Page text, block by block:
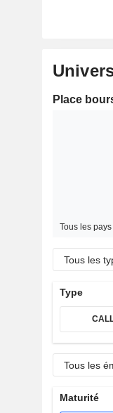
Place
Tous les pays
Tous les
Type
Tous les
Maturité